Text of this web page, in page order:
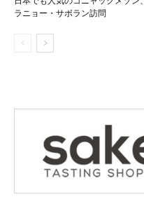
ラニョー・サボラン訪問